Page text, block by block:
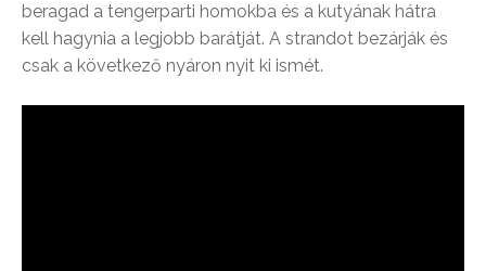
beragad a tengerparti homokba és a kutyának hátra
kell hagynia a legjobb barátját. A strandot bezárják és
csak a következő nyáron nyit ki ismét.